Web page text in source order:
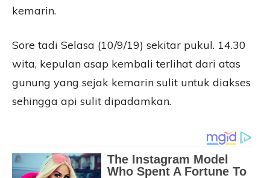
kemarin.
Sore tadi Selasa (10/9/19) sekitar pukul. 14.30
wita, kepulan asap kembali terlihat dari atas
gunung yang sejak kemarin sulit untuk diakses
sehingga api sulit dipadamkan.